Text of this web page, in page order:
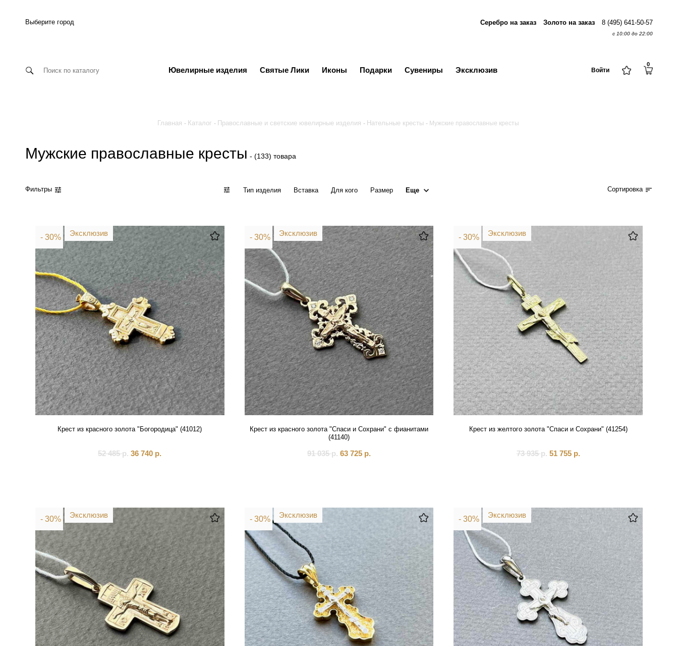
Выберите город Серебро на заказ Золото на заказ 8 (495) 641-50-57
с 10:00 до 22:00
Ювелирные изделия Святые Лики Иконы Подарки Сувениры Эксклюзив Войти
0
Главная Каталог Православные и светские ювелирные изделия Нательные кресты Мужские православные кресты
Мужские православные кресты - (133) товара
Фильтры Тип изделия Вставка Для кого Размер Еще Сортировка
Эксклюзив
- 30%
Крест из красного золота "Богородица" (41012)
52 485р. 36 740 р.
Эксклюзив
- 30%
Крест из красного золота "Спаси и Сохрани" с фианитами
(41140)
91 035р. 63 725 р.
Эксклюзив
- 30%
Крест из желтого золота "Спаси и Сохрани" (41254)
73 935р. 51 755 р.
Эксклюзив
- 30% Эксклюзив
- 30% Эксклюзив
- 30%